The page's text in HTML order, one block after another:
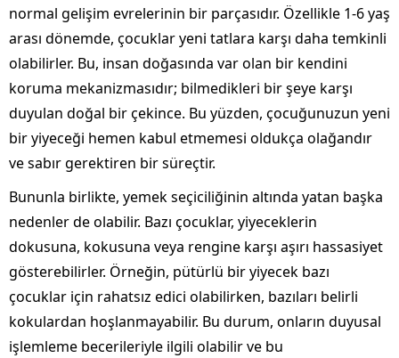
normal gelişim evrelerinin bir parçasıdır. Özellikle 1-6 yaş
arası dönemde, çocuklar yeni tatlara karşı daha temkinli
olabilirler. Bu, insan doğasında var olan bir kendini
koruma mekanizmasıdır; bilmedikleri bir şeye karşı
duyulan doğal bir çekince. Bu yüzden, çocuğunuzun yeni
bir yiyeceği hemen kabul etmemesi oldukça olağandır
ve sabır gerektiren bir süreçtir.
Bununla birlikte, yemek seçiciliğinin altında yatan başka
nedenler de olabilir. Bazı çocuklar, yiyeceklerin
dokusuna, kokusuna veya rengine karşı aşırı hassasiyet
gösterebilirler. Örneğin, pütürlü bir yiyecek bazı
çocuklar için rahatsız edici olabilirken, bazıları belirli
kokulardan hoşlanmayabilir. Bu durum, onların duyusal
işlemleme becerileriyle ilgili olabilir ve bu